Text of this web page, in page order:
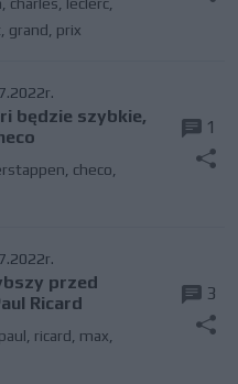
grand prix
będzie szybkie,
checo
1
przed
Ricard
paul ricard max
3